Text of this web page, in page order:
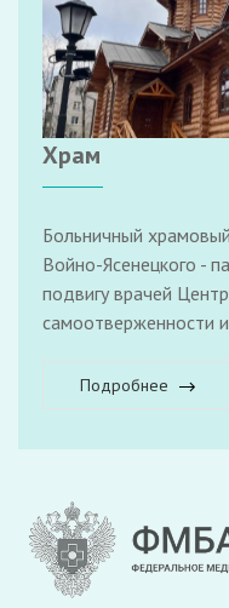
Храм
Больничный
Войно-Ясенецкого -
подвигу врачей
самоотверженности
Подробнее